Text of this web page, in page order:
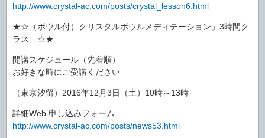
http://www.crystal-ac.com/posts/crystal_lesson6.html
★☆（ボウル付）クリスタルボウルメディテーション」3時間ク
ラス ☆★
開講スケジュール（先着順）
お好きな時にご受講ください
（東京汐留）2016年12月3日（土）10時～13時
詳細Web 申し込みフォーム
http://www.crystal-ac.com/posts/news53.html